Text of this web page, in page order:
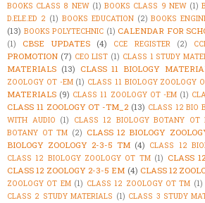
BOOKS CLASS 8 NEW (1) BOOKS CLASS 9 NEW (1)
D.ELE.ED 2 (1) BOOKS EDUCATION (2) BOOKS
(13) BOOKS POLYTECHNIC (1) CALENDAR FOR
(1)
CBSE UPDATES (4) CCE REGISTER (2)
PROMOTION (7) CEO LIST (1) CLASS 1 STUDY
MATERIALS (13) CLASS 11 BIOLOGY
ZOOLOGY OT -EM (1) CLASS 11 BIOLOGY ZOOLOGY
MATERIALS (9) CLASS 11 ZOOLOGY OT -EM (1)
CLASS 11 ZOOLOGY OT -TM_2 (13) CLASS 12 BIO
WITH AUDIO (1) CLASS 12 BIOLOGY BOTANY OT
BOTANY OT TM (2) CLASS 12 BIOLOGY
BIOLOGY ZOOLOGY 2-3-5 TM (4) CLASS 12
CLASS 12 BIOLOGY ZOOLOGY OT TM (1) CLASS
CLASS 12 ZOOLOGY 2-3-5 EM (4) CLASS 12
ZOOLOGY OT EM (1) CLASS 12 ZOOLOGY OT TM (1)
CLASS 2 STUDY MATERIALS (1) CLASS 3 STUDY